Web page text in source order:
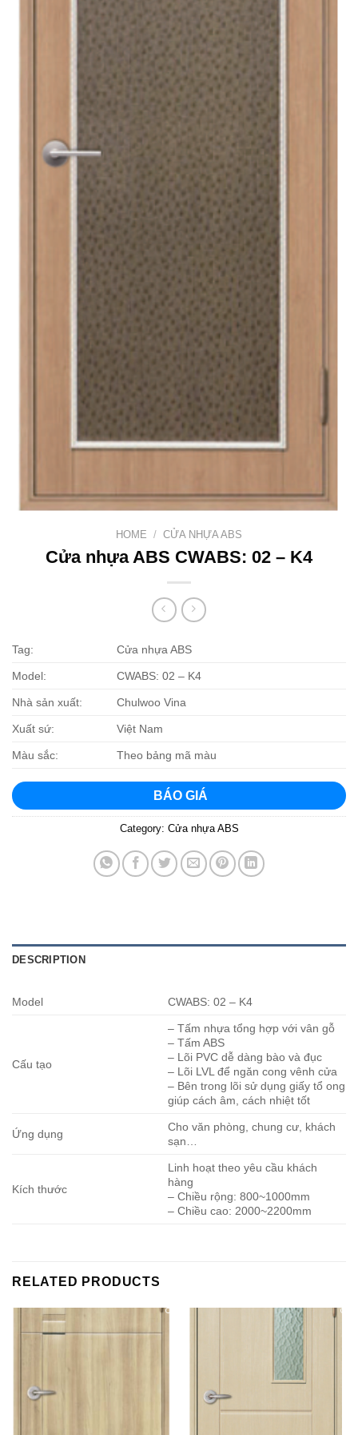
HOME / CỬA NHỰA ABS
Cửa nhựa ABS CWABS: 02 – K4
Tag: Cửa nhựa ABS
Model: CWABS: 02 – K4
Nhà sản xuất: Chulwoo Vina
Xuất sứ: Việt Nam
Màu sắc: Theo bảng mã màu
BÁO GIÁ
Category: Cửa nhựa ABS
DESCRIPTION
Model CWABS: 02 – K4
Cấu tạo
– Tấm nhựa tổng hợp với vân gỗ
– Tấm ABS
– Lõi PVC dễ dàng bào và đục
– Lõi LVL để ngăn cong vênh cửa
– Bên trong lõi sử dụng giấy tổ ong
giúp cách âm, cách nhiệt tốt
Ứng dụng
Cho văn phòng, chung cư, khách
sạn…
Kích thước
Linh hoạt theo yêu cầu khách
hàng
– Chiều rộng: 800~1000mm
– Chiều cao: 2000~2200mm
RELATED PRODUCTS